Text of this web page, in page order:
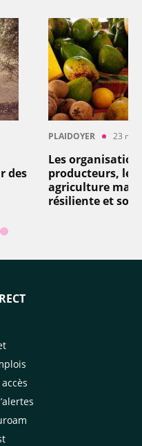
des
PLAIDOYER 23 mai
Les
producteurs,
agriculture
résiliente et